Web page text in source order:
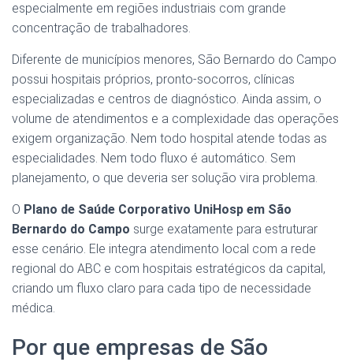
especialmente em regiões industriais com grande
concentração de trabalhadores.
Diferente de municípios menores, São Bernardo do Campo
possui hospitais próprios, pronto-socorros, clínicas
especializadas e centros de diagnóstico. Ainda assim, o
volume de atendimentos e a complexidade das operações
exigem organização. Nem todo hospital atende todas as
especialidades. Nem todo fluxo é automático. Sem
planejamento, o que deveria ser solução vira problema.
O Plano de Saúde Corporativo UniHosp em São
Bernardo do Campo surge exatamente para estruturar
esse cenário. Ele integra atendimento local com a rede
regional do ABC e com hospitais estratégicos da capital,
criando um fluxo claro para cada tipo de necessidade
médica.
Por que empresas de São